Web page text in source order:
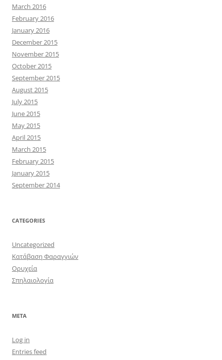
March 2016
February 2016
January 2016
December 2015
November 2015
October 2015
September 2015
August 2015
July 2015
June 2015
May 2015
April 2015
March 2015
February 2015
January 2015
September 2014
CATEGORIES
Uncategorized
Κατάβαση Φαραγγιών
Ορυχεία
Σπηλαιολογία
META
Log in
Entries feed